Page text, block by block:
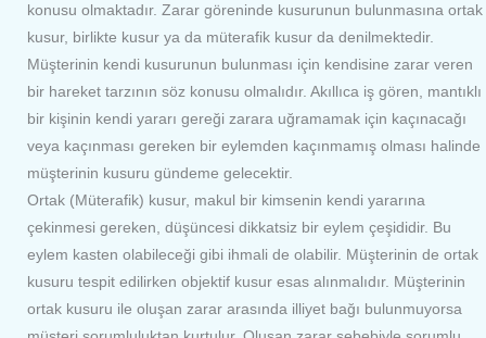
konusu olmaktadır. Zarar göreninde kusurunun bulunmasına ortak
kusur, birlikte kusur ya da müterafik kusur da denilmektedir.
Müşterinin kendi kusurunun bulunması için kendisine zarar veren
bir hareket tarzının söz konusu olmalıdır. Akıllıca iş gören, mantıklı
bir kişinin kendi yararı gereği zarara uğramamak için kaçınacağı
veya kaçınması gereken bir eylemden kaçınmamış olması halinde
müşterinin kusuru gündeme gelecektir.
Ortak (Müterafik) kusur, makul bir kimsenin kendi yararına
çekinmesi gereken, düşüncesi dikkatsiz bir eylem çeşididir. Bu
eylem kasten olabileceği gibi ihmali de olabilir. Müşterinin de ortak
kusuru tespit edilirken objektif kusur esas alınmalıdır. Müşterinin
ortak kusuru ile oluşan zarar arasında illiyet bağı bulunmuyorsa